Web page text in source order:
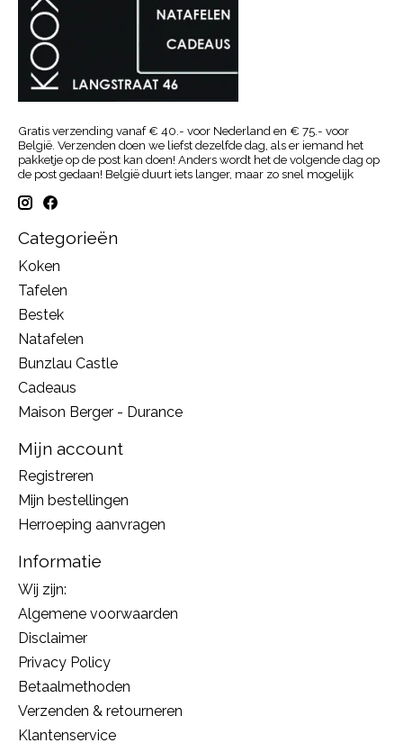
Gratis verzending vanaf € 40.- voor Nederland en € 75.- voor
België. Verzenden doen we liefst dezelfde dag, als er iemand het
pakketje op de post kan doen! Anders wordt het de volgende dag op
de post gedaan! België duurt iets langer, maar zo snel mogelijk
Categorieën
Koken
Tafelen
Bestek
Natafelen
Bunzlau Castle
Cadeaus
Maison Berger - Durance
Mijn account
Registreren
Mijn bestellingen
Herroeping aanvragen
Informatie
Wij zijn:
Algemene voorwaarden
Disclaimer
Privacy Policy
Betaalmethoden
Verzenden & retourneren
Klantenservice